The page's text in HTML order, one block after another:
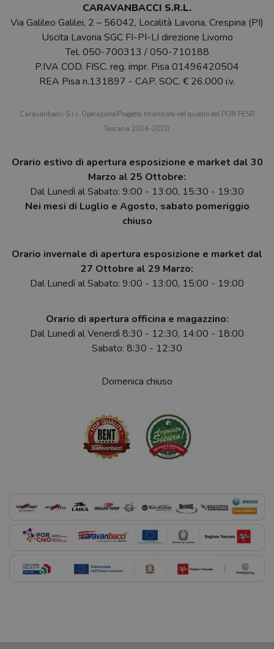
CARAVANBACCI S.R.L.
Via Galileo Galilei, 2 – 56042, Località Lavoria, Crespina (PI)
Uscita Lavoria SGC FI-PI-LI direzione Livorno
Tel. 050-700313 /050-710188
P.IVA COD. FISC. reg. impr. Pisa 01496420504
REA Pisa n.131897 - CAP. SOC. € 26.000 i.v.
Caravanbacci S.r.l. Operazione/Progetto finanziato nel quadro del POR FESR
Toscana 2014-2020.
Orario estivo di apertura esposizione e market dal 30
Marzo al 25 Ottobre:
Dal Lunedì al Sabato: 9:00 - 13:00, 15:30 - 19:30
Nei mesi di Luglio e Agosto, sabato pomeriggio
chiuso
Orario invernale di apertura esposizione e market dal
27 Ottobre al 29 Marzo:
Dal Lunedì al Sabato: 9:00 - 13:00, 15:00 - 19:00
Orario di apertura officina e magazzino:
Dal Lunedì al Venerdì 8:30 - 12:30, 14:00 - 18:00
Sabato: 8:30 - 12:30
Domenica chiuso